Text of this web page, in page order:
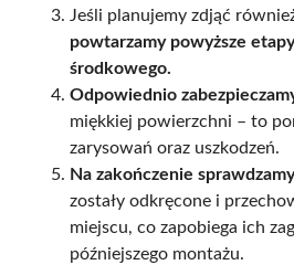
Jeśli planujemy zdjąć
powtarzamy powyższe
środkowego.
Odpowiednio
miękkiej powierzchni – to
zarysowań oraz uszkodzeń.
Na zakończenie sprawdzamy
zostały odkręcone i
miejscu, co zapobiega ich
późniejszego montażu.